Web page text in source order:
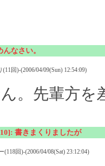
んなさい。
回)-(2006/04/09(Sun) 12:54:09)
。先輩方を
書きまくりましたが
(118回)-(2006/04/08(Sat) 23:12:04)